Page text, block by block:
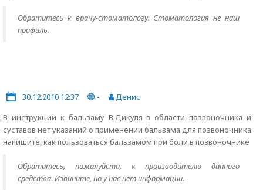
Обратитесь к врачу-стоматологу. Стоматология не наш
профиль.
30.12.2010 12:37 -
Денис
В инструкции к бальзаму В.Дикуля в области позвоночника и
суставов нет указаний о применении бальзама для позвоночника
напишите, как пользоваться бальзамом при боли в позвоночнике
Обратитесь, пожалуйста, к производителю данного
средства. Извините, но у нас нет информации.